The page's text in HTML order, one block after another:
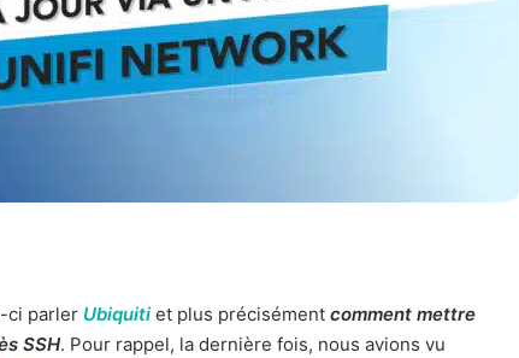
ci parler Ubiquiti et plus précisément comment mettre
SSH. Pour rappel, la dernière fois, nous avions vu